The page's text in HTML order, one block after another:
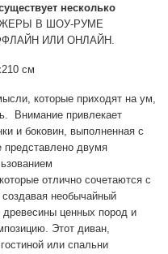
несколько
В ШОУ-РУМЕ
ИЛИ ОНЛАЙН.
см
которые приходят на ум,
Внимание привлекает
и боковин, выполненная с
представлено двумя
отлично сочетаются с
необычайный
ценных пород и
Этот диван,
или спальни